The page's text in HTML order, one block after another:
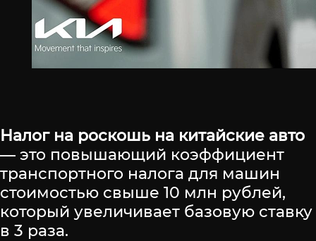
Налог на роскошь на китайские авто
— это повышающий коэффициент
транспортного налога для машин
стоимостью свыше 10 млн рублей,
который увеличивает базовую ставку
в 3 раза.